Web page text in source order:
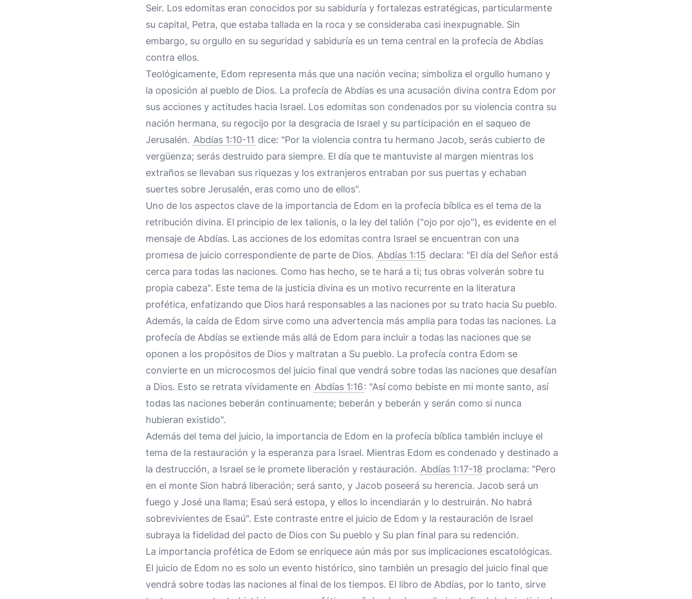
Seir. Los edomitas eran conocidos por su sabiduría y fortalezas estratégicas, particularmente
su capital, Petra, que estaba tallada en la roca y se consideraba casi inexpugnable. Sin
embargo, su orgullo en su seguridad y sabiduría es un tema central en la profecía de Abdías
contra ellos.
Teológicamente, Edom representa más que una nación vecina; simboliza el orgullo humano y
la oposición al pueblo de Dios. La profecía de Abdías es una acusación divina contra Edom por
sus acciones y actitudes hacia Israel. Los edomitas son condenados por su violencia contra su
nación hermana, su regocijo por la desgracia de Israel y su participación en el saqueo de
Jerusalén. Abdías 1:10-11 dice: "Por la violencia contra tu hermano Jacob, serás cubierto de
vergüenza; serás destruido para siempre. El día que te mantuviste al margen mientras los
extraños se llevaban sus riquezas y los extranjeros entraban por sus puertas y echaban
suertes sobre Jerusalén, eras como uno de ellos".
Uno de los aspectos clave de la importancia de Edom en la profecía bíblica es el tema de la
retribución divina. El principio de lex talionis, o la ley del talión ("ojo por ojo"), es evidente en el
mensaje de Abdías. Las acciones de los edomitas contra Israel se encuentran con una
promesa de juicio correspondiente de parte de Dios. Abdías 1:15 declara: "El día del Señor está
cerca para todas las naciones. Como has hecho, se te hará a ti; tus obras volverán sobre tu
propia cabeza". Este tema de la justicia divina es un motivo recurrente en la literatura
profética, enfatizando que Dios hará responsables a las naciones por su trato hacia Su pueblo.
Además, la caída de Edom sirve como una advertencia más amplia para todas las naciones. La
profecía de Abdías se extiende más allá de Edom para incluir a todas las naciones que se
oponen a los propósitos de Dios y maltratan a Su pueblo. La profecía contra Edom se
convierte en un microcosmos del juicio final que vendrá sobre todas las naciones que desafían
a Dios. Esto se retrata vívidamente en Abdías 1:16: "Así como bebiste en mi monte santo, así
todas las naciones beberán continuamente; beberán y beberán y serán como si nunca
hubieran existido".
Además del tema del juicio, la importancia de Edom en la profecía bíblica también incluye el
tema de la restauración y la esperanza para Israel. Mientras Edom es condenado y destinado a
la destrucción, a Israel se le promete liberación y restauración. Abdías 1:17-18 proclama: "Pero
en el monte Sion habrá liberación; será santo, y Jacob poseerá su herencia. Jacob será un
fuego y José una llama; Esaú será estopa, y ellos lo incendiarán y lo destruirán. No habrá
sobrevivientes de Esaú". Este contraste entre el juicio de Edom y la restauración de Israel
subraya la fidelidad del pacto de Dios con Su pueblo y Su plan final para su redención.
La importancia profética de Edom se enriquece aún más por sus implicaciones escatológicas.
El juicio de Edom no es solo un evento histórico, sino también un presagio del juicio final que
vendrá sobre todas las naciones al final de los tiempos. El libro de Abdías, por lo tanto, sirve